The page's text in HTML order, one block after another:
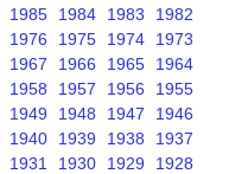
1985 1984 1983
1982
1976 1975 1974
1973
1967 1966 1965
1964
1958 1957 1956
1955
1949 1948 1947
1946
1940 1939 1938
1937
1931 1930 1929
1928